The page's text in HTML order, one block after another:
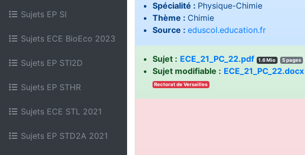
Sujets EP SI
Sujets ECE BioEco 2023
Sujets EP STI2D
Sujets EP STHR
Sujets ECE STL 2021
Sujets EP STD2A 2021
Spécialité : Physique-Chimie
Thème : Chimie
Source : eduscol.education.fr
Sujet : ECE_21_PC_22.pdf 1.6 Mio 5 pages
Sujet modifiable : ECE_21_PC_22.docx
Rectorat de Versailles